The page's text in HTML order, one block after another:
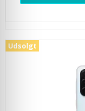
Udsolgt